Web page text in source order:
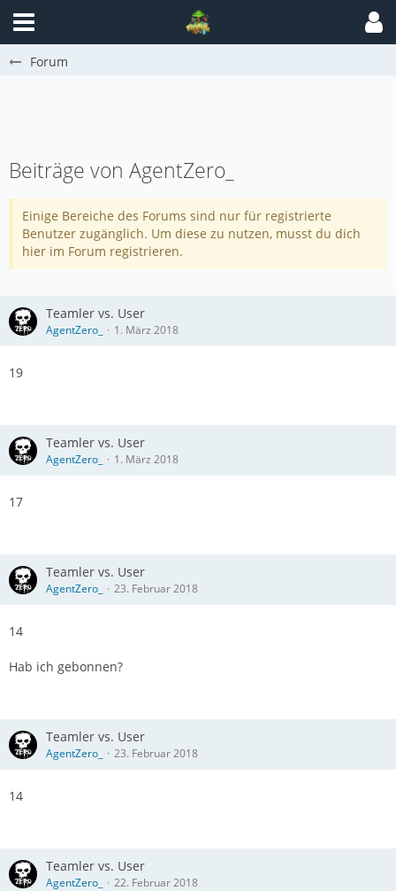
Forum
Beiträge von AgentZero_
Einige Bereiche des Forums sind nur für registrierte
Benutzer zugänglich. Um diese zu nutzen, musst du dich
hier im Forum registrieren.
Teamler vs. User
AgentZero_ 1. März 2018
19
Teamler vs. User
AgentZero_ 1. März 2018
17
Teamler vs. User
AgentZero_ 23. Februar 2018
14
Hab ich gebonnen?
Teamler vs. User
AgentZero_ 23. Februar 2018
14
Teamler vs. User
AgentZero_ 22. Februar 2018